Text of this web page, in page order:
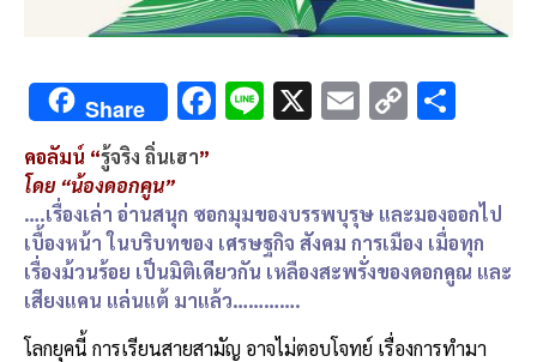
Share F
b
o
o
k
Li X E
l
C
Li
n
k
e
คอลัมน์ “รู้จริง ถิ่นเฮา”
โดย “น้องดอกคูน”
….เรื่องเล่า อ่านสนุก ซอกมุมของบรรพบุรุษ และมองออกไป
เบื้องหน้า ในบริบทของ เศรษฐกิจ สังคม การเมือง เมื่อทุก
เรื่องม้วนร้อย เป็นมิติเดียวกัน เหลืองสะพรั่งของดอกคูณ และ
เสียงแคน แล่นแต้ มาแล้ว………….
โลกยุคนี้ การเรียนสายสามัญ อาจไม่ตอบโจทย์ เรื่องการทำมา